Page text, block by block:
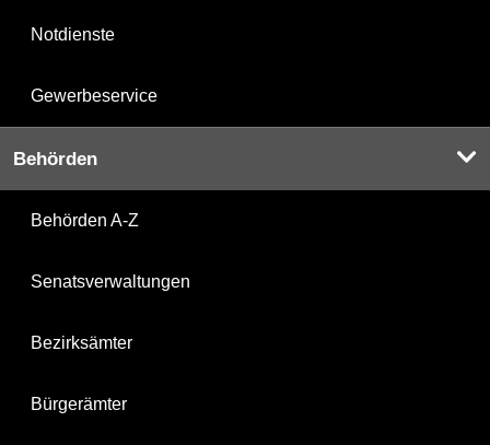
Notdienste
Gewerbeservice
Behörden
Behörden A-Z
Senatsverwaltungen
Bezirksämter
Bürgerämter